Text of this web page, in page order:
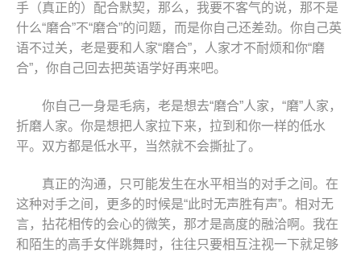
手（真正的）配合默契，那么，我要不客气的说，那不是
什么“磨合”不“磨合”的问题，而是你自己还差劲。你自己英
语不过关，老是要和人家“磨合”，人家才不耐烦和你“磨
合”，你自己回去把英语学好再来吧。
你自己一身是毛病，老是想去“磨合”人家，“磨”人家，
折磨人家。你是想把人家拉下来，拉到和你一样的低水
平。双方都是低水平，当然就不会撕扯了。
真正的沟通，只可能发生在水平相当的对手之间。在
这种对手之间，更多的时候是“此时无声胜有声”。相对无
言，拈花相传的会心的微笑，那才是高度的融洽啊。我在
和陌生的高手女伴跳舞时，往往只要相互注视一下就足够